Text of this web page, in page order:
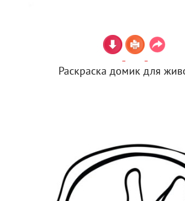
Раскраска домик для